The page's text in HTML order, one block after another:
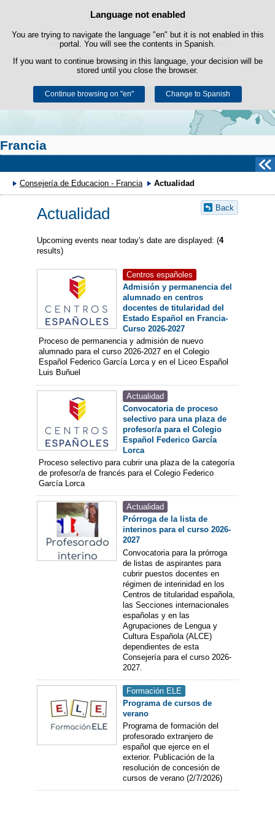
Cookie Policy
This website uses its own cookies to facilitate browsing and third-party
cookies to obtain usage and satisfaction statistics.
You can get more information in the "Cookies" section of ourlegal
notice.
Accept Reject
Language not enabled
You are trying to navigate the language "en" but it is not enabled in this
portal. You will see the contents in Spanish.
If you want to continue browsing in this language, your decision will be
stored until you close the browser.
Continue browsing on "en" Change to Spanish
Skip to content
Francia
Consejería de Educacion - Francia Actualidad
Back
Actualidad
Upcoming events near today's date are displayed: (4
results)
Centros españoles
Admisión y permanencia del
alumnado en centros
docentes de titularidad del
Estado Español en Francia-
Curso 2026-2027
Proceso de permanencia y admisión de nuevo
alumnado para el curso 2026-2027 en el Colegio
Español Federico García Lorca y en el Liceo Español
Luis Buñuel
Actualidad
Convocatoria de proceso
selectivo para una plaza de
profesor/a para el Colegio
Español Federico García
Lorca
Proceso selectivo para cubrir una plaza de la categoría
de profesor/a de francés para el Colegio Federico
García Lorca
Actualidad
Prórroga de la lista de
interinos para el curso 2026-
2027
Convocatoria para la prórroga
de listas de aspirantes para
cubrir puestos docentes en
régimen de interinidad en los
Centros de titularidad española,
las Secciones internacionales
españolas y en las
Agrupaciones de Lengua y
Cultura Española (ALCE)
dependientes de esta
Consejería para el curso 2026-
2027.
Formación ELE
Programa de cursos de
verano
Programa de formación del
profesorado extranjero de
español que ejerce en el
exterior. Publicación de la
resolución de concesión de
cursos de verano (2/7/2026)